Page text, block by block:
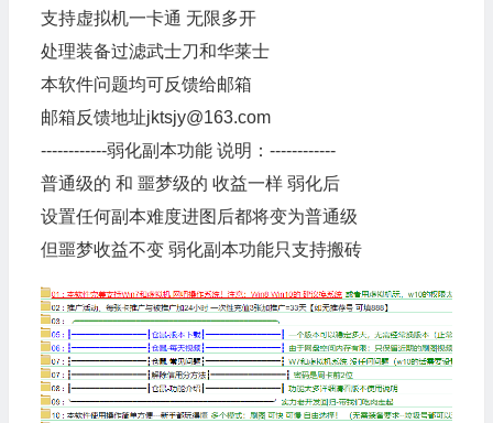
支持虚拟机一卡通 无限多开
处理装备过滤武士刀和华莱士
本软件问题均可反馈给邮箱
邮箱反馈地址jktsjy@163.com
------------弱化副本功能 说明：------------
普通级的 和 噩梦级的 收益一样 弱化后
设置任何副本难度进图后都将变为普通级
但噩梦收益不变 弱化副本功能只支持搬砖